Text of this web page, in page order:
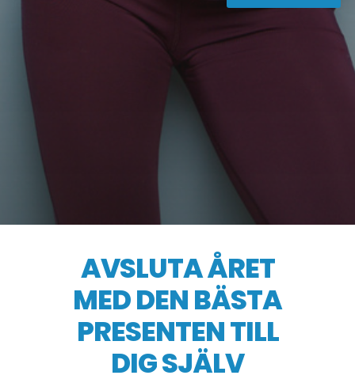
AVSLUTA ÅRET
MED DEN BÄSTA
PRESENTEN TILL
DIG SJÄLV